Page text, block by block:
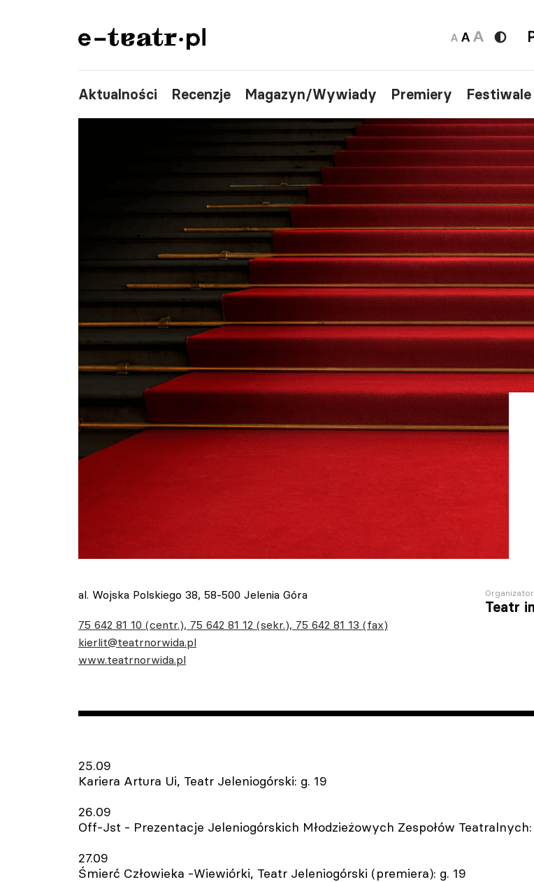
Aktualności Recenzje Magazyn/Wywiady Premiery Festiwale
Organizator
Teatr
al. Wojska Polskiego 38, 58-500 Jelenia Góra
75 642 81 10 (centr.), 75 642 81 12 (sekr.), 75 642 81 13 (fax)
kierlit@teatrnorwida.pl
www.teatrnorwida.pl
25.09
Kariera Artura Ui, Teatr Jeleniogórski: g. 19
26.09
Off-Jst - Prezentacje Jeleniogórskich Młodzieżowych Zespołów Teatralnych:
27.09
Śmierć Człowieka -Wiewiórki, Teatr Jeleniogórski (premiera): g. 19